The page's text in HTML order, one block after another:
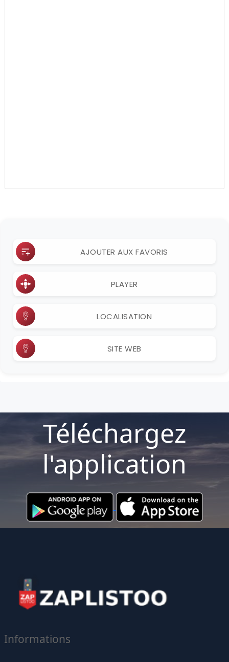
AJOUTER AUX FAVORIS
PLAYER
LOCALISATION
SITE WEB
Téléchargez
l'application
Informations